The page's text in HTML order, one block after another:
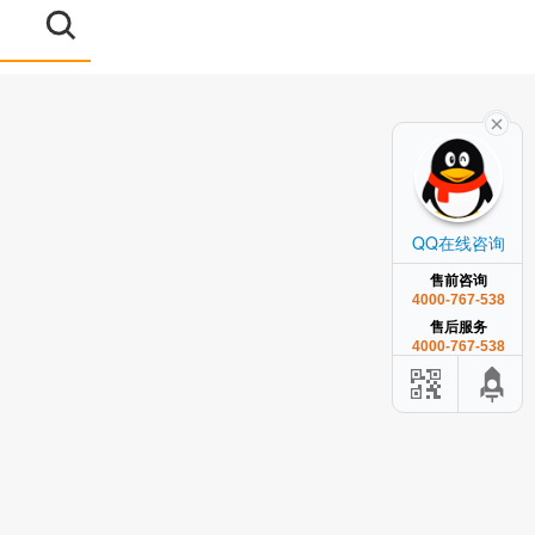
QQ在线咨询
售前咨询
4000-767-538
售后服务
4000-767-538